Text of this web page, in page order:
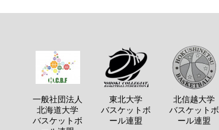
一般社団法人
北海道大学
バスケットボ
東北大学
バスケットボ
ール連盟
北信越大学
バスケットボ
ール連盟